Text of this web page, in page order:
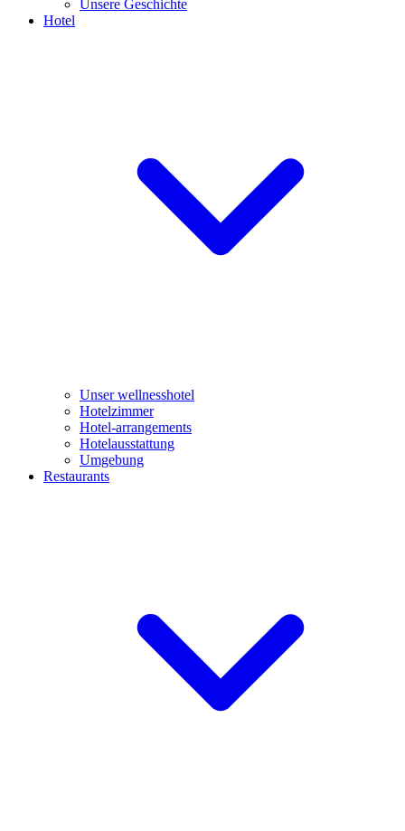
Unsere Geschichte
Hotel
Unser wellnesshotel
Hotelzimmer
Hotel-arrangements
Hotelausstattung
Umgebung
Restaurants